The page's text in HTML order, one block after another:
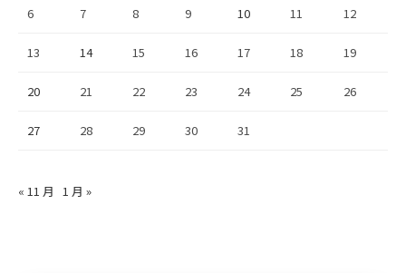
6 7 8 9 10 11 12
13 14 15 16 17 18 19
20 21 22 23 24 25 26
27 28 29 30 31
« 11 月 1 月 »